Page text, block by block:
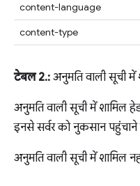
content-language
content-type
टेबल 2.: अनुमति वाली सूची
अनुमति वाली सूची में शामिल
इनसे सर्वर को नुकसान पहुंचाने
अनुमति वाली सूची में शामिल